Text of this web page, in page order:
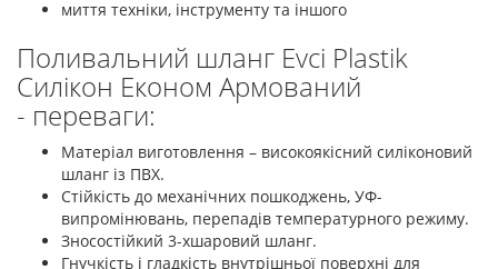
миття техніки, інструменту та іншого
Поливальний шланг Evci Plastik
Силікон Економ Армований
- переваги:
Матеріал виготовлення – високоякісний силіконовий
шланг із ПВХ.
Стійкість до механічних пошкоджень, УФ-
випромінювань, перепадів температурного режиму.
Зносостійкий 3-хшаровий шланг.
Гнучкість і гладкість внутрішньої поверхні для